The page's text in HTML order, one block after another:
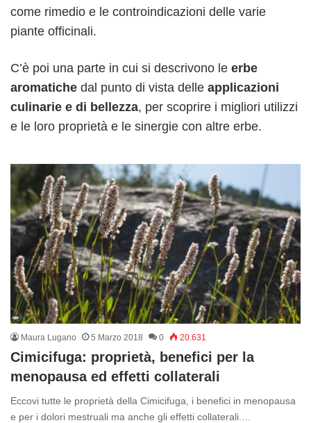
come rimedio e le controindicazioni delle varie
piante officinali.
C’è poi una parte in cui si descrivono le erbe
aromatiche dal punto di vista delle applicazioni
culinarie e di bellezza, per scoprire i migliori utilizzi
e le loro proprietà e le sinergie con altre erbe.
Maura Lugano 5 Marzo 2018 0 20.631
Cimicifuga: proprietà, benefici per la
menopausa ed effetti collaterali
Eccovi tutte le proprietà della Cimicifuga, i benefici in menopausa
e per i dolori mestruali ma anche gli effetti collaterali.…